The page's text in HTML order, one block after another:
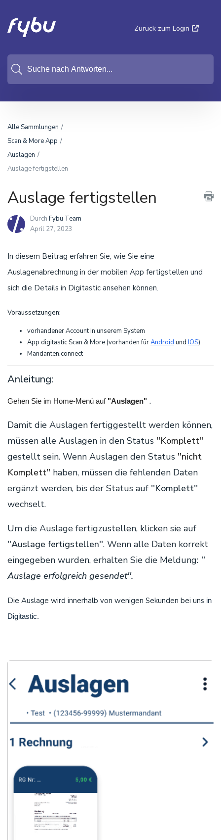
Zurück zum Login
Alle Sammlungen
Scan & More App
Auslagen
Auslage fertigstellen
Auslage fertigstellen
Durch Fybu Team
April 27, 2023
In diesem Beitrag erfahren Sie, wie Sie eine
Auslagenabrechnung in der mobilen App fertigstellen und
sich die Details in Digitastic ansehen können.
Voraussetzungen:
vorhandener Account in unserem System
App digitastic Scan & More (vorhanden fürAndroid und IOS)
Mandanten.connect
Anleitung:
Gehen Sie im Home-Menü auf "Auslagen" .
Damit die Auslagen fertiggestellt werden können,
müssen alle Auslagen in den Status ''Komplett''
gestellt sein. Wenn Auslagen den Status ''nicht
Komplett'' haben, müssen die fehlenden Daten
ergänzt werden, bis der Status auf ''Komplett''
wechselt.
Um die Auslage fertigzustellen, klicken sie auf
''Auslage fertigstellen''. Wenn alle Daten korrekt
eingegeben wurden, erhalten Sie die Meldung: ''
Auslage erfolgreich gesendet''.
Die Auslage wird innerhalb von wenigen Sekunden bei uns in
Digitastic.